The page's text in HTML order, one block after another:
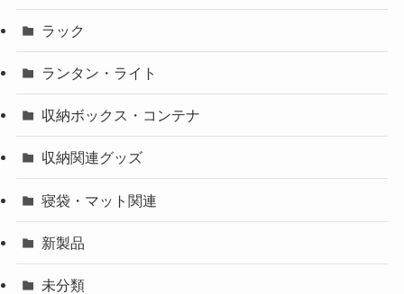
ラック
ランタン・ライト
収納ボックス・コンテナ
収納関連グッズ
寝袋・マット関連
新製品
未分類